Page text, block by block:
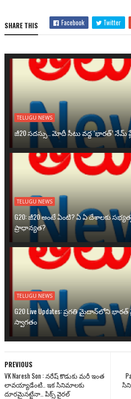
SHARE THIS Facebook Twitter
TELUGU NEWS
జీ20 సదస్సు.. మోదీ సీటు వద్ద ‘భారత్’ నేమ్
TELUGU NEWS
G20: జీ20 అంటే ఏంటి? ఏ ఏ దేశాలకు
ప్రాధాన్యత?
TELUGU NEWS
G20 Live Updates: ప్రగతి మైదాన్‌లోని
స్వాగతం
PREVIOUS
VK Naresh Son : నరేష్ కొడుకు మరీ ఇంత
లావయ్యాడేంటి.. ఇక సినిమాలకు
దూరమైనట్టేనా.. పిక్స్ వైరల్